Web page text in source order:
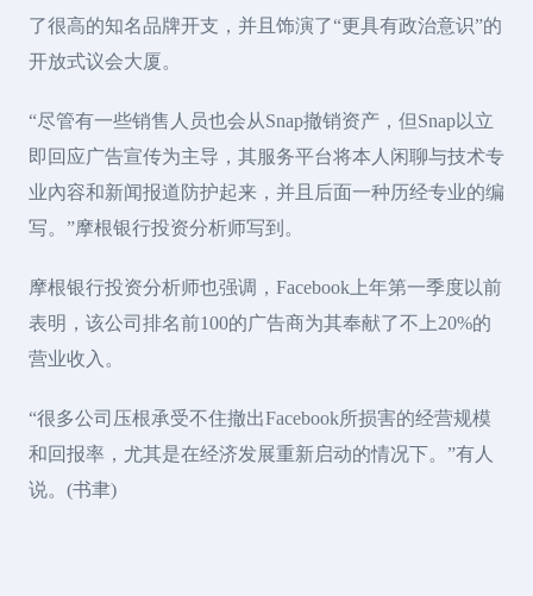
了很高的知名品牌开支，并且饰演了“更具有政治意识”的
开放式议会大厦。
“尽管有一些销售人员也会从Snap撤销资产，但Snap以立
即回应广告宣传为主导，其服务平台将本人闲聊与技术专
业內容和新闻报道防护起来，并且后面一种历经专业的编
写。”摩根银行投资分析师写到。
摩根银行投资分析师也强调，Facebook上年第一季度以前
表明，该公司排名前100的广告商为其奉献了不上20%的
营业收入。
“很多公司压根承受不住撤出Facebook所损害的经营规模
和回报率，尤其是在经济发展重新启动的情况下。”有人
说。(书聿)